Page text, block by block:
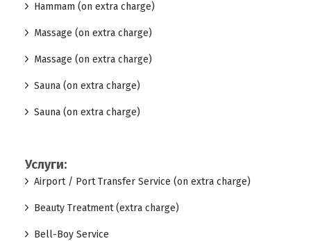
Hammam (on extra charge)
Massage (on extra charge)
Massage (on extra charge)
Sauna (on extra charge)
Sauna (on extra charge)
Услуги:
Airport / Port Transfer Service (on extra charge)
Beauty Treatment (extra charge)
Bell-Boy Service